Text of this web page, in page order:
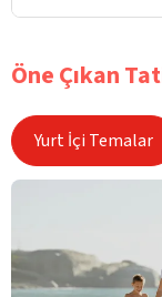
Öne Çıkan
Yurt İçi Temalar